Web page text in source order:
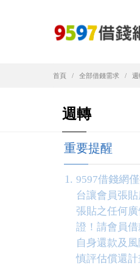
首頁 全部借錢需求 週
週轉
重要提醒
9597借錢網
台讓會員張
張貼之任何
證！請會員
自身還款及
慎評估償還計